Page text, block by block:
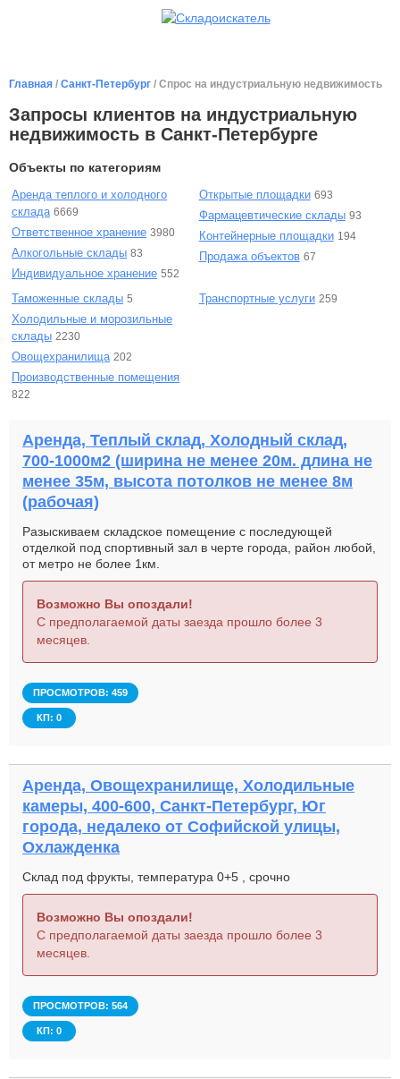
Главная / Санкт-Петербург / Спрос на индустриальную недвижимость
Запросы клиентов на индустриальную
недвижимость в Санкт-Петербурге
Объекты по категориям
Аренда теплого и холодного
склада 6669
Ответственное хранение 3980
Алкогольные склады 83
Индивидуальное хранение 552
Открытые площадки 693
Фармацевтические склады 93
Контейнерные площадки 194
Продажа объектов 67
Таможенные склады 5
Холодильные и морозильные
склады 2230
Овощехранилища 202
Производственные помещения
822
Транспортные услуги 259
Аренда, Теплый склад, Холодный склад,
700-1000м2 (ширина не менее 20м. длина не
менее 35м, высота потолков не менее 8м
(рабочая)
Разыскиваем складское помещение с последующей
отделкой под спортивный зал в черте города, район любой,
от метро не более 1км.
Возможно Вы опоздали!
С предполагаемой даты заезда прошло более 3
месяцев.
ПРОСМОТРОВ: 459
КП: 0
Аренда, Овощехранилище, Холодильные
камеры, 400-600, Санкт-Петербург, Юг
города, недалеко от Софийской улицы,
Охлажденка
Склад под фрукты, температура 0+5 , срочно
Возможно Вы опоздали!
С предполагаемой даты заезда прошло более 3
месяцев.
ПРОСМОТРОВ: 564
КП: 0